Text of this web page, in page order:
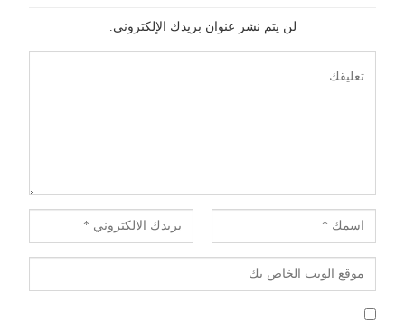
لن يتم نشر عنوان بريدك الإلكتروني.